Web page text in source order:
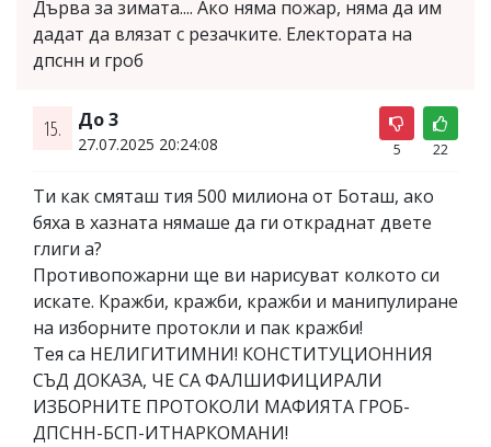
Дърва за зимата.... Ако няма пожар, няма да им
дадат да влязат с резачките. Електората на
дпснн и гроб
15. До 3
27.07.2025 20:24:08 5 22
Ти как смяташ тия 500 милиона от Боташ, ако
бяха в хазната нямаше да ги откраднат двете
глиги а?
Противопожарни ще ви нарисуват колкото си
искате. Кражби, кражби, кражби и манипулиране
на изборните протокли и пак кражби!
Тея са НЕЛИГИТИМНИ! КОНСТИТУЦИОННИЯ
СЪД ДОКАЗА, ЧЕ СА ФАЛШИФИЦИРАЛИ
ИЗБОРНИТЕ ПРОТОКОЛИ МАФИЯТА ГРОБ-
ДПСНН-БСП-ИТНАРКОМАНИ!